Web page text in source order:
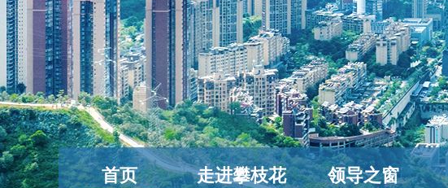
首页 走进攀枝花 领导之窗